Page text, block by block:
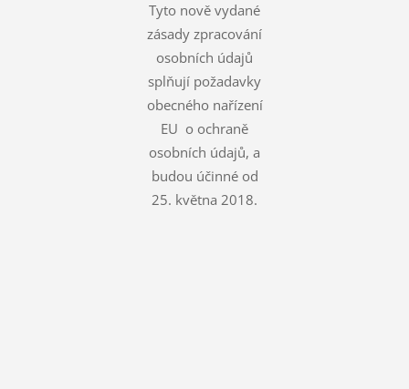
Tyto nově vydané
zásady zpracování
osobních údajů
splňují požadavky
obecného nařízení
EU o ochraně
osobních údajů, a
budou účinné od
25. května 2018.